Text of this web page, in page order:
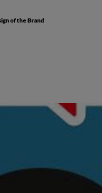
of the Brand